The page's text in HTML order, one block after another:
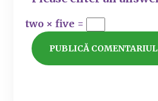
two × five =